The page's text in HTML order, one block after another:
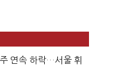
연속 하락…서울 휘